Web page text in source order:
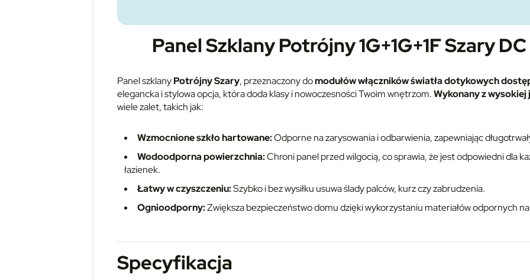
Panel Szklany Potrójny 1G+1G+1F Szary
Panel szklanyPotrójny Szary, przeznaczony domodułów włączników światła dotykowych
elegancka i stylowa opcja, która doda klasy i nowoczesności Twoim wnętrzom.Wykonany z
wiele zalet, takich jak:
Wzmocnione szkło hartowane:Odporne na zarysowania i odbarwienia, zapewniając
Wodoodporna powierzchnia:Chroni panel przed wilgocią, co sprawia, że jest odpowiedni dla
łazienek.
Łatwy w czyszczeniu:Szybko i bez wysiłku usuwa ślady palców, kurz czy zabrudzenia.
Ognioodporny:Zwiększa bezpieczeństwo domu dzięki wykorzystaniu materiałów odpornych
Specyfikacja